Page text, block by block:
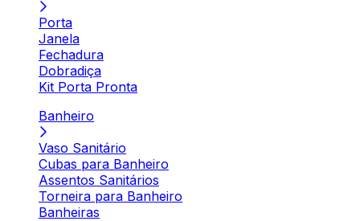
Porta
Janela
Fechadura
Dobradiça
Kit Porta Pronta
Banheiro
Vaso Sanitário
Cubas para Banheiro
Assentos Sanitários
Torneira para Banheiro
Banheiras